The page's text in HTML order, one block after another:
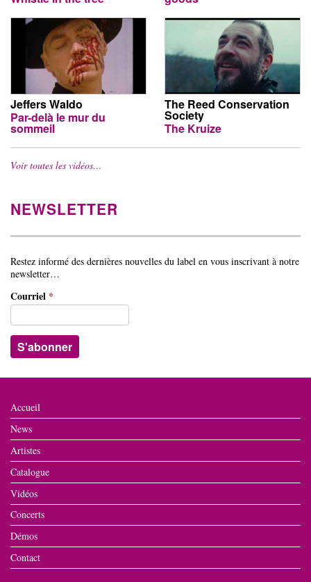
Jeffers Waldo
Par-delà le mur du
sommeil
The Reed Conservation
Society
The Kruize
Voir toutes les vidéos…
NEWSLETTER
Restez informé des dernières nouvelles du label en vous inscrivant à notre
newsletter…
Courriel *
Accueil
News
Artistes
Catalogue
Vidéos
Concerts
Démos
Contact